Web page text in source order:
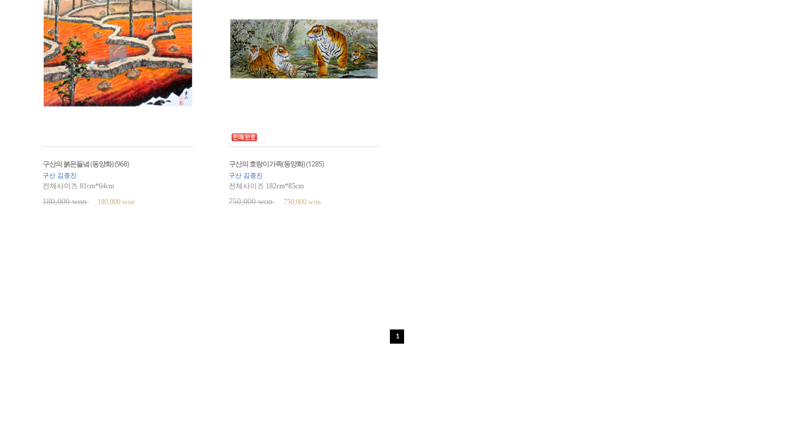
구산의 붉은들녘 (동양화) (968)
구산 김종진
전체사이즈 81cm*64cm
180,000 won 180,000 won
구산의 호랑이가족(동양화) (1285)
구산 김종진
전체사이즈 182cm*85cm
750,000 won 750,000 won
1